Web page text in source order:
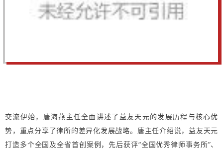
交流伊始，唐海燕主任全面讲述了益友天元的发展历程与核心优
势，重点分享了律所的差异化发展战略。唐主任介绍说，益友天元
打造多个全国及全省首创案例，先后获评“全国优秀律师事务所”、